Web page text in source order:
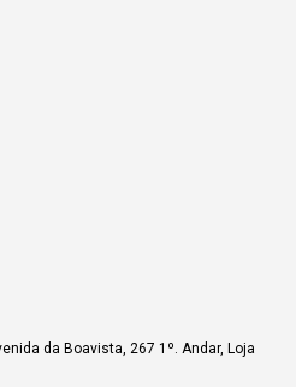
da Boavista, 267 1º. Andar, Loja